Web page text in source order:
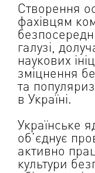
Створення
фахівцям
галузі,
наукових
зміцнення
та
в Україні.
Українське
об’єднує
активно
культури